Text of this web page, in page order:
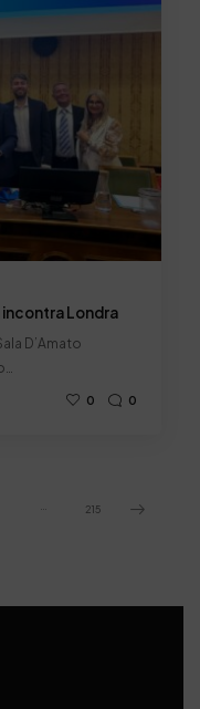
Londra
D’Amato
0 0
215